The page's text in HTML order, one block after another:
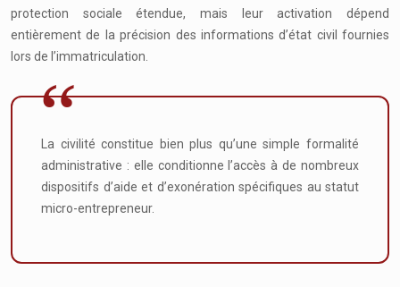
protection sociale étendue, mais leur activation dépend
entièrement de la précision des informations d’état civil fournies
lors de l’immatriculation.
La civilité constitue bien plus qu’une simple formalité
administrative : elle conditionne l’accès à de nombreux
dispositifs d’aide et d’exonération spécifiques au statut
micro-entrepreneur.